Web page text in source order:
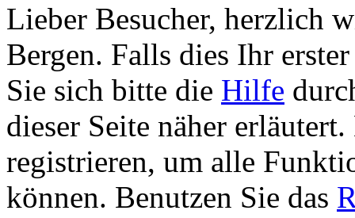
Lieber Besucher, herzlich
Bergen. Falls dies Ihr
Sie sich bitte die Hilfe
dieser Seite näher
registrieren, um alle
können. Benutzen Sie das